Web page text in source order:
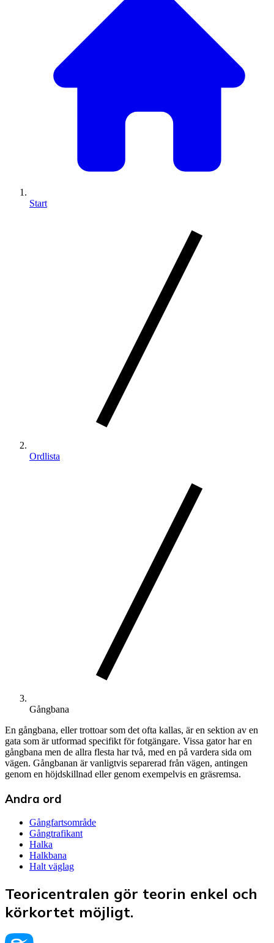
Start
Ordlista
Gångbana
En gångbana, eller trottoar som det ofta kallas, är en sektion av en
gata som är utformad specifikt för fotgängare. Vissa gator har en
gångbana men de allra flesta har två, med en på vardera sida om
vägen. Gångbanan är vanligtvis separerad från vägen, antingen
genom en höjdskillnad eller genom exempelvis en gräsremsa.
Andra ord
Gångfartsområde
Gångtrafikant
Halka
Halkbana
Halt väglag
Teoricentralen gör teorin enkel och
körkortet möjligt.